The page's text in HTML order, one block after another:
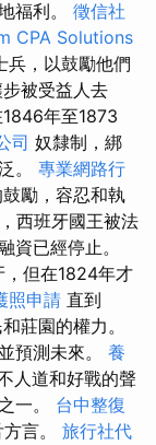
福利。 徵信社
CPA Solutions
兵，以鼓勵他們
被受益人去
年至1873
司 奴隸制，綁
。 專業網路行
勵，容忍和執
西班牙國王被法
資已經停止。
，但在1824年才
照申請 直到
莊園的權力。
預測未來。 養
人道和好戰的聲
一。 台中整復
言。 旅行社代